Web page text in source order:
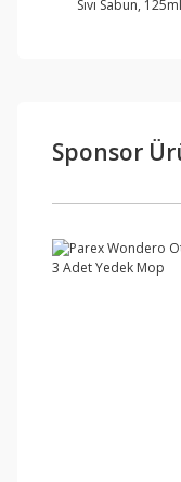
Sıvı Sabun,
Sponsor